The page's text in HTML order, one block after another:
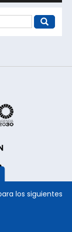
los siguientes